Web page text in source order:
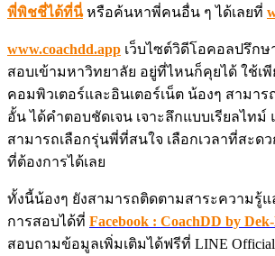
พี่พิชชี่ได้ที่นี่หรือค้นหาพี่คนอื่น ๆ ได้เลยที่
www.coachdd.app เว็บไซต์วิดีโอคอลปรึกษ
สอบเข้ามหาวิทยาลัย อยู่ที่ไหนก็คุยได้ ใช้เ
คอมพิวเตอร์และอินเตอร์เน็ต น้องๆ สามา
อั้น ได้คำตอบชัดเจน เจาะลึกแบบเรียลไท
สามารถเลือกรุ่นพี่ที่สนใจ เลือกเวลาที่สะด
ที่ต้องการได้เลย
ทั้งนี้น้องๆ ยังสามารถติดตามสาระความรู้
การสอบได้ที่ Facebook : CoachDD by
สอบถามข้อมูลเพิ่มเติมได้ฟรีที่ LINE Official